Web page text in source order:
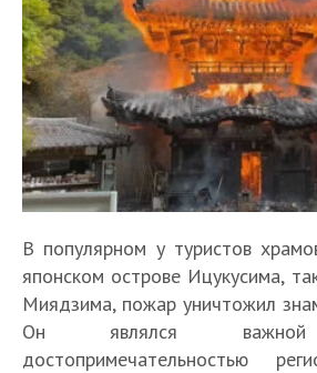
В популярном у туристов
японском острове Ицукусима,
Миядзима, пожар уничтожил
Он являлся важной
достопримечательностью